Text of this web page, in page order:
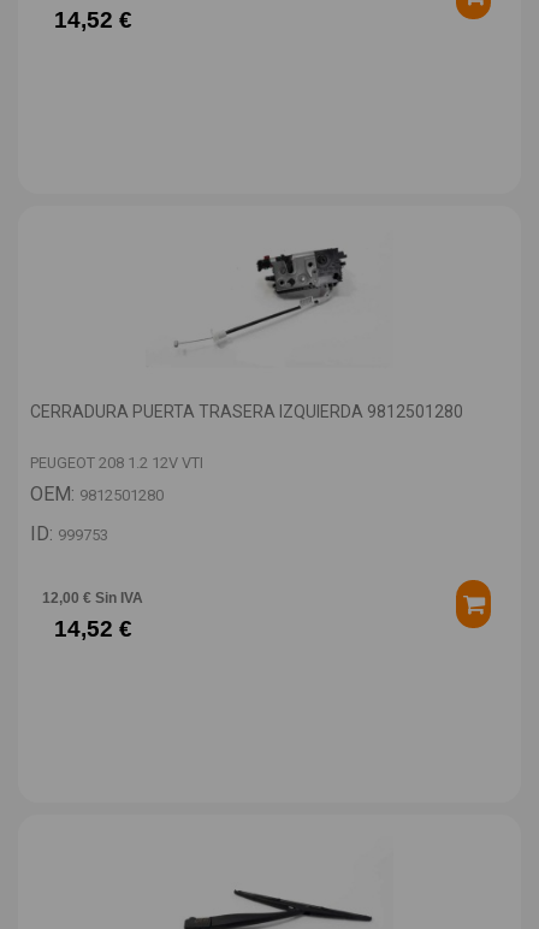
14,52 €
CERRADURA PUERTA TRASERA IZQUIERDA 9812501280
PEUGEOT 208 1.2 12V VTI
OEM: 9812501280
ID: 999753
12,00 € Sin IVA
14,52 €